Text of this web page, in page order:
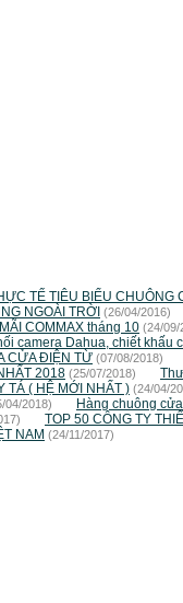
TẾ TIÊU BIỂU CHUÔNG
NGOÀI TRỜI (26/04/2016)
COMMAX tháng 10 (24/09/
camera Dahua, chiết khấu
CỬA ĐIỆN TỪ (07/08/2018)
2018 (25/07/2018)
TÁ ( HỆ MỚI NHẤT ) (24/04/
04/2018)
Hàng chuông
TOP 50 CÔNG TY
NAM (24/11/2017)